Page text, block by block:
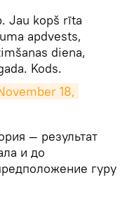
Jau kopš rīta
apdvests,
diena,
Kods.
18,
— результат
и до
гуру